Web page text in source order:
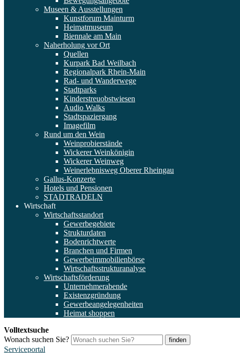
Museen & Ausstellungen
Kunstforum Mainturm
Heimatmuseum
Biennale am Main
Naherholung vor Ort
Quellen
Kurpark Bad Weilbach
Regionalpark Rhein-Main
Rad- und Wanderwege
Stadtparks
Kinderstreuobstwiesen
Audio Walks
Stadtspaziergang
Imagefilm
Rund um den Wein
Weinprobierstände
Wickerer Weinkönigin
Wickerer Weinweg
Weinerlebnisweg Oberer Rheingau
Gallus-Konzerte
Hotels und Pensionen
STADTRADELN
Wirtschaft
Wirtschaftsstandort
Gewerbegebiete
Strukturdaten
Bodenrichtwerte
Branchen und Firmen
Gewerbeimmobilienbörse
Wirtschaftsstrukturanalyse
Wirtschaftsförderung
Unternehmerabende
Existenzgründung
Gewerbeangelegenheiten
Heimat shoppen
Volltextsuche
Wonach suchen Sie?
finden
Serviceportal